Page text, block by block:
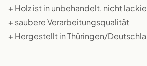
+ Holz ist in unbehandelt, nicht
+ saubere Verarbeitungsqualität
+ Hergestellt in Thüringen/